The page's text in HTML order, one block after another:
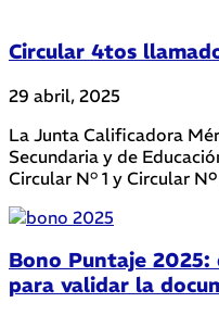
Circular 4tos
29 abril, 2025
La Junta Calificadora
Secundaria y de
Circular N° 1 y Circular
Bono Puntaje 2025:
para validar la